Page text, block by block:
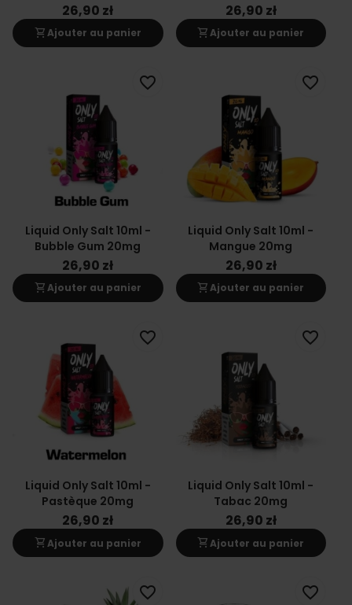
26,90 zł
shopping_cartAjouter au panier
26,90 zł
shopping_cartAjouter au panier
Liquid Only Salt 10ml -
Bubble Gum 20mg
26,90 zł
shopping_cartAjouter au panier
favorite_border
Liquid Only Salt 10ml -
Mangue 20mg
26,90 zł
shopping_cartAjouter au panier
favorite_border
Liquid Only Salt 10ml -
Pastèque 20mg
26,90 zł
shopping_cartAjouter au panier
favorite_border
Liquid Only Salt 10ml -
Tabac 20mg
26,90 zł
shopping_cartAjouter au panier
favorite_border
favorite_border favorite_border